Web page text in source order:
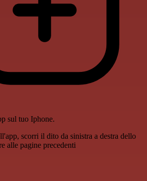
sul tuo Iphone.
scorri il dito da sinistra a destra dello
alle pagine precedenti